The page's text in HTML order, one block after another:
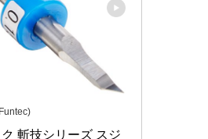
斬技シリーズ スジ